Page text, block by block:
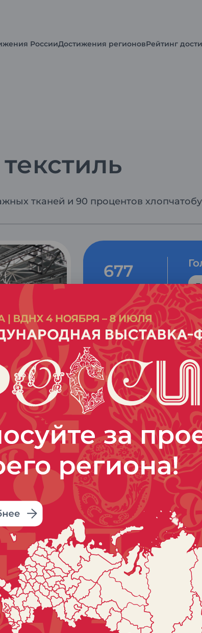
РоссииДостижения регионовРейтинг
тканей и 90 процентов
677
голосов
Ивановский
75 процентов
хлопчатобумажных
За пять лет
России в
новый вид –
долю региона
натуральных
этом большую часть
поставляя
белье, домашний
Летом 2022 года в
единовременно
полотна «Унтекс» с
этого проекта
производства
полотна в
Всего в текстильной
почти 24 тысячи